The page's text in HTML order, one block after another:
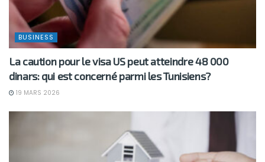
BUSINESS
La caution pour le visa US peut atteindre 48 000
dinars: qui est concerné parmi les Tunisiens?
19 MARS 2026